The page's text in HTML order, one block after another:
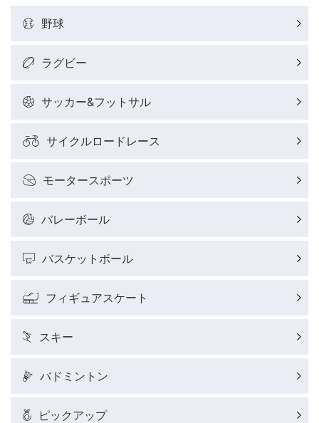
野球
ラグビー
サッカー&フットサル
サイクルロードレース
モータースポーツ
バレーボール
バスケットボール
フィギュアスケート
スキー
バドミントン
ピックアップ